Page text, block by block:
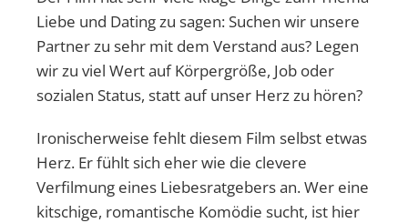
Liebe und Dating zu sagen: Suchen wir unsere
Partner zu sehr mit dem Verstand aus? Legen
wir zu viel Wert auf Körpergröße, Job oder
sozialen Status, statt auf unser Herz zu hören?
Ironischerweise fehlt diesem Film selbst etwas
Herz. Er fühlt sich eher wie die clevere
Verfilmung eines Liebesratgebers an. Wer eine
kitschige, romantische Komödie sucht, ist hier